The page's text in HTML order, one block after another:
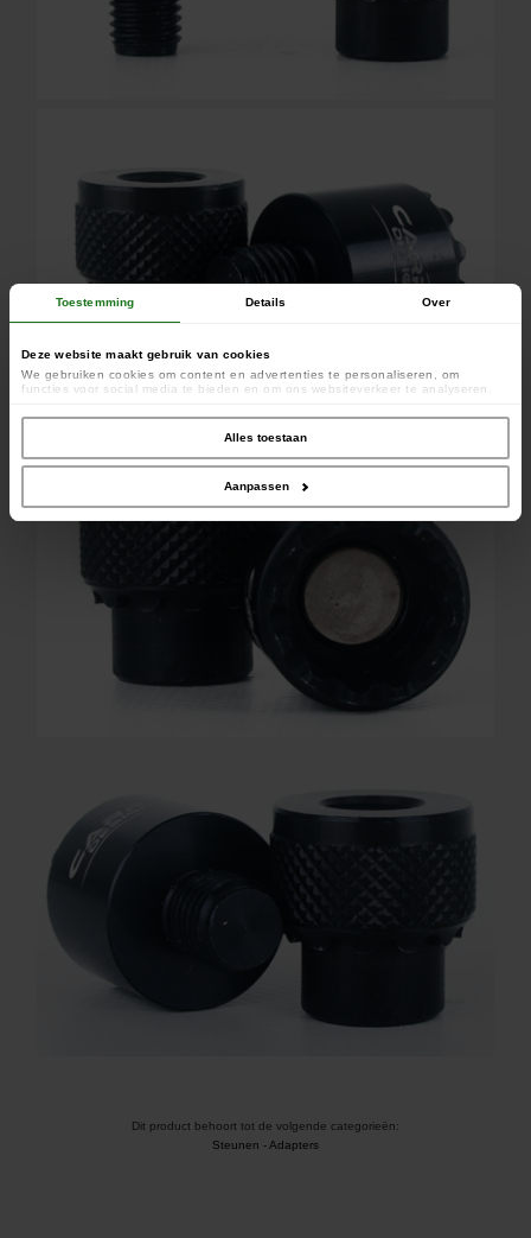
Toestemming Details Over
Deze website maakt gebruik van cookies
We gebruiken cookies om content en advertenties te personaliseren, om
functies voor social media te bieden en om ons websiteverkeer te analyseren.
social media, adverteren en analyse. Deze partners kunnen deze gegevens
combineren met andere informatie die u aan ze heeft verstrekt of die ze hebben
verzameld op basis van uw gebruik van hun services.
Alles toestaan
Aanpassen
Dit product behoort tot de volgende categorieën:
Steunen -Adapters